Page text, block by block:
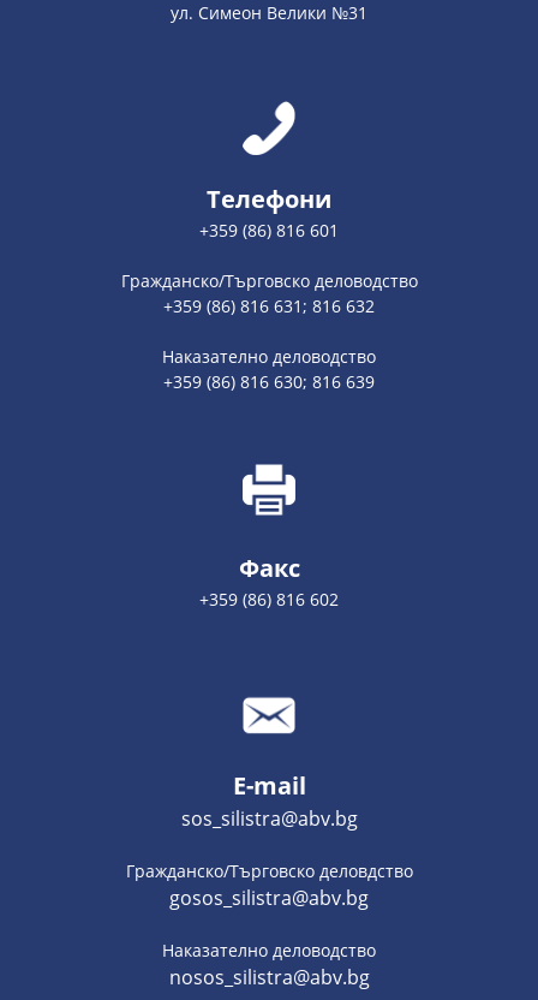
ул. Симеон Велики №31
Телефони
+359 (86) 816 601
Гражданско/Търговско деловодство
+359 (86) 816 631; 816 632
Наказателно деловодство
+359 (86) 816 630; 816 639
Факс
+359 (86) 816 602
E-mail
sos_silistra@abv.bg
Гражданско/Търговско деловдство
gosos_silistra@abv.bg
Наказателно деловодство
nosos_silistra@abv.bg